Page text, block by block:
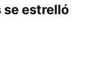
estrelló